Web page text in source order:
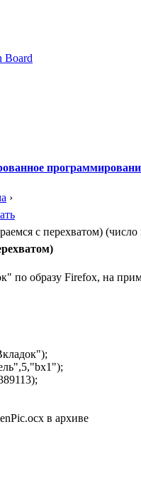
›
с перехватом)
образу Firefox, на
в архиве